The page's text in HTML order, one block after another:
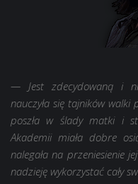
— Jest zdecydowaną i
nauczyła się tajników
poszła w ślady matki i
Akademii miała dobre
nalegała na przeniesienie
nadzieję wykorzystać cały